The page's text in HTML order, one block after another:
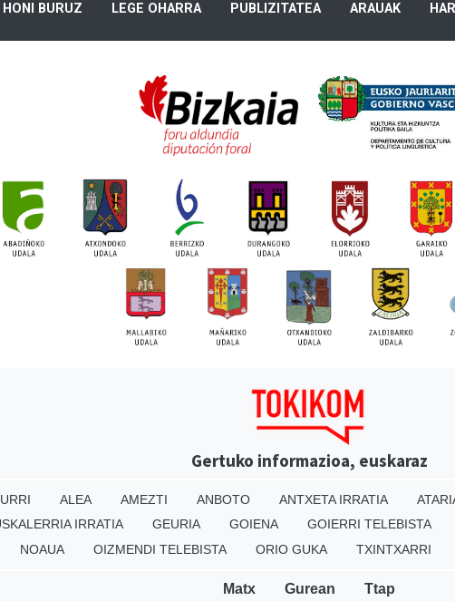
HONI BURUZ LEGE OHARRA PUBLIZITATEA ARAUAK
Gertuko informazioa, euskaraz
ALEA AMEZTI ANBOTO ANTXETA IRRATIA
IRRATIA GEURIA GOIENA GOIERRI TELEBISTA
NOAUA OIZMENDI TELEBISTA ORIO GUKA TXINTXARRI
Matx Gurean Ttap